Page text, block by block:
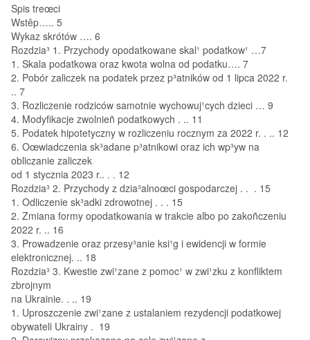
Spis treœci
Wstêp….. 5
Wykaz skrótów …. 6
Rozdzia³ 1. Przychody opodatkowane skal¹ podatkow¹ …7
1. Skala podatkowa oraz kwota wolna od podatku…. 7
2. Pobór zaliczek na podatek przez p³atników od 1 lipca 2022 r.
.. 7
3. Rozliczenie rodziców samotnie wychowuj¹cych dzieci … 9
4. Modyfikacje zwolnieñ podatkowych . .. 11
5. Podatek hipotetyczny w rozliczeniu rocznym za 2022 r. . .. 12
6. Oœwiadczenia sk³adane p³atnikowi oraz ich wp³yw na
obliczanie zaliczek
od 1 stycznia 2023 r.. . . 12
Rozdzia³ 2. Przychody z dzia³alnoœci gospodarczej . . . 15
1. Odliczenie sk³adki zdrowotnej . . . 15
2. Zmiana formy opodatkowania w trakcie albo po zakoñczeniu
2022 r. .. 16
3. Prowadzenie oraz przesy³anie ksi¹g i ewidencji w formie
elektronicznej. .. 18
Rozdzia³ 3. Kwestie zwi¹zane z pomoc¹ w zwi¹zku z konfliktem
zbrojnym
na Ukrainie. . .. 19
1. Uproszczenie zwi¹zane z ustalaniem rezydencji podatkowej
obywateli Ukrainy . 19